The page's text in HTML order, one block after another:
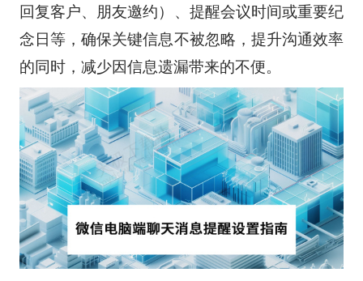
回复客户、朋友邀约）、提醒会议时间或重要纪
念日等，确保关键信息不被忽略，提升沟通效率
的同时，减少因信息遗漏带来的不便。